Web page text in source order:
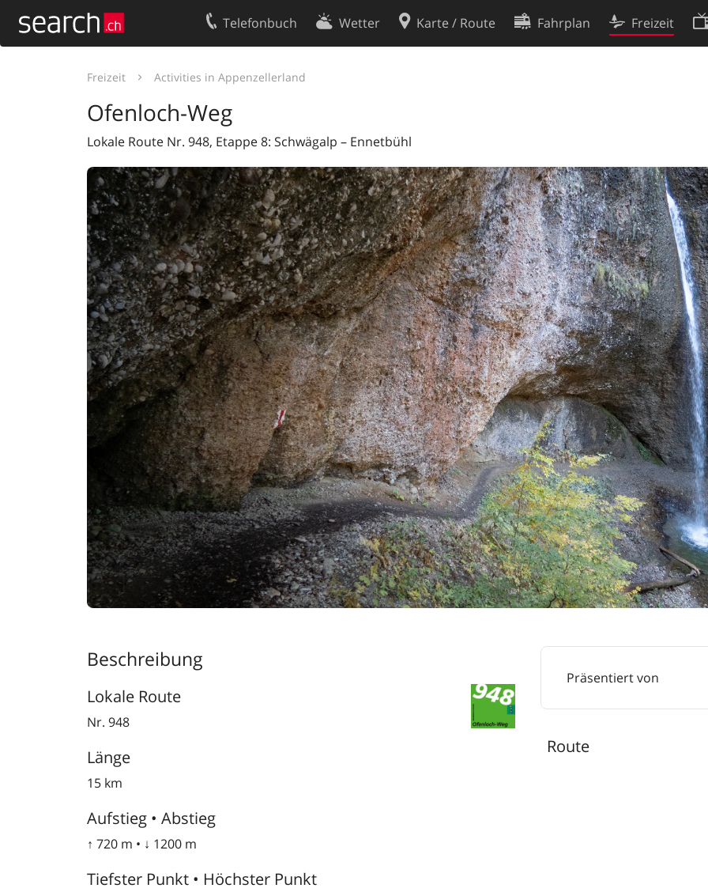
Telefonbuch Wetter Karte / Route Fahrplan Freizeit
Freizeit Activities in Appenzellerland
Ofenloch-Weg
Lokale Route Nr. 948, Etappe 8: Schwägalp – Ennetbühl
Beschreibung
Lokale Route
Nr. 948
Länge
15 km
Aufstieg • Abstieg
↑ 720 m • ↓ 1200 m
Tiefster Punkt • Höchster Punkt
Präsentiert von
Route
Kontakt